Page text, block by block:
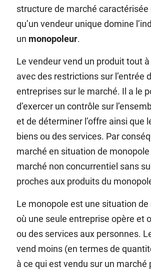
structure de marché caractérisée
qu’un vendeur unique domine
un monopoleur.
Le vendeur vend un produit tout
avec des restrictions sur l’entrée
entreprises sur le marché. Il a le
d’exercer un contrôle sur
et de déterminer l’offre ainsi que
biens ou des services. Par
marché en situation de
marché non concurrentiel sans
proches aux produits du
Le monopole est une situation de
où une seule entreprise opère et
ou des services aux personnes.
vend moins (en termes de
à ce qui est vendu sur un